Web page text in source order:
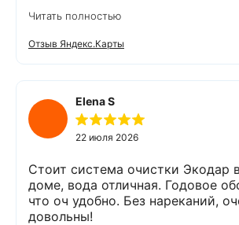
подобрать оптимальный вариант,
офис для заключения договора.
«Экодар компакт», которое я
существенно снизило
убрало посторонние запахи.
мягкой и приятной на вкус.
доволен сотрудничеством с
«Экодар». Рекомендую.
Читать полностью
Отзыв Яндекс.Карты
Elena S
22 июля 2026
Стоит система очистки Экодар
доме, вода отличная. Годовое
что оч удобно. Без нареканий,
довольны!